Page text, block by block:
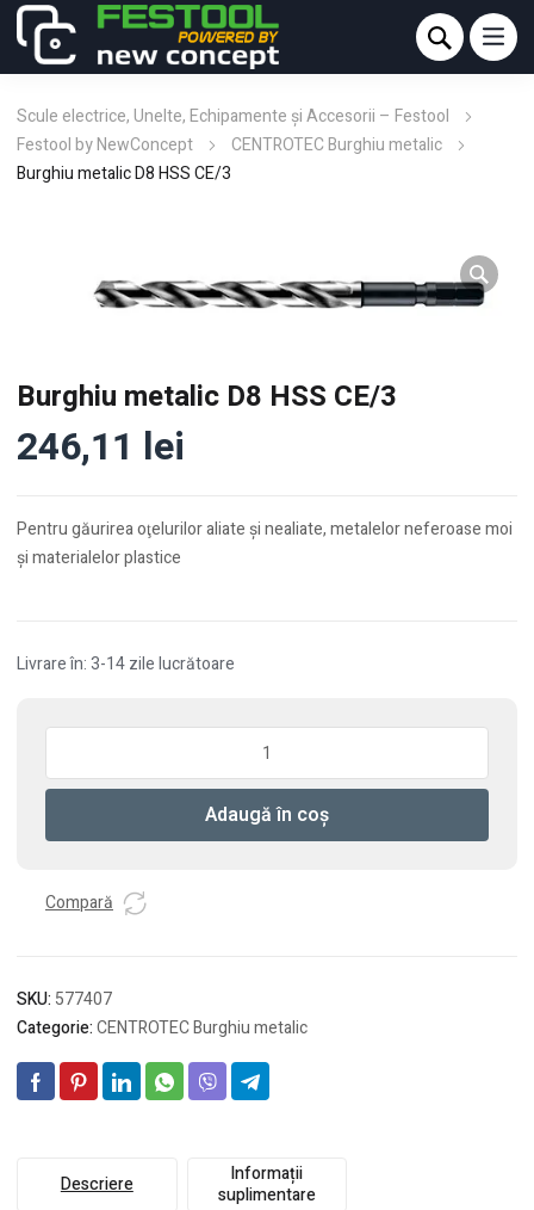
Scule electrice, Unelte, Echipamente și Accesorii – Festool
Festool by NewConcept
CENTROTEC Burghiu metalic
Burghiu metalic D8 HSS CE/3
Burghiu metalic D8 HSS CE/3
246,11 lei
Pentru găurirea oţelurilor aliate şi nealiate, metalelor neferoase moi
şi materialelor plastice
Livrare în: 3-14 zile lucrătoare
metalic
HSS
Adaugă în coș
Compară
SKU: 577407
Categorie:CENTROTEC Burghiu metalic
Descriere
Informații
suplimentare